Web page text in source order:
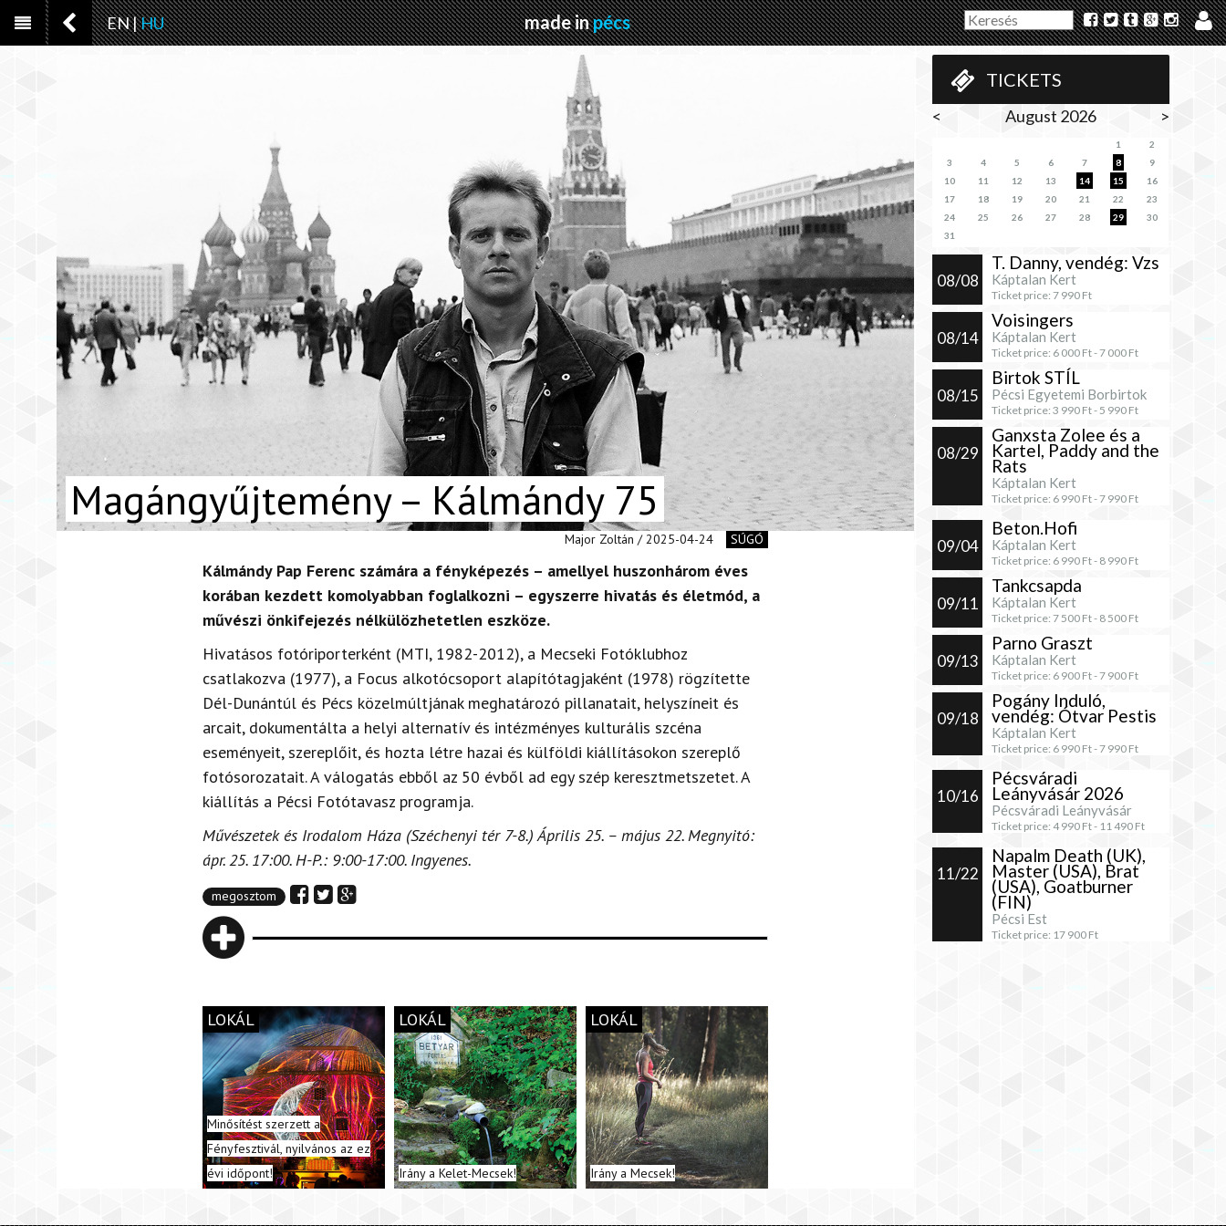
EN|HU made inpécs
TICKETS
< August 2026 >
1
2
3
4 5 6 7 8
9
10
11 12 13 14 15
16
17
18 19 20 21 22
23
24
25 26 27 28 29
30
31
08/08
T. Danny, vendég: Vzs
Káptalan Kert
Ticket price: 7 990 Ft
08/14
Voisingers
Káptalan Kert
Ticket price: 6 000 Ft -7 000 Ft
08/15
Birtok STÍL
Pécsi Egyetemi Borbirtok
Ticket price: 3 990 Ft - 5 990 Ft
08/29
Ganxsta Zolee és a
Kartel, Paddy and the
Rats
Káptalan Kert
Ticket price: 6 990 Ft -7 990 Ft
09/04
Beton.Hofi
Káptalan Kert
Ticket price: 6 990 Ft - 8 990 Ft
09/11
Tankcsapda
Káptalan Kert
Ticket price: 7 500 Ft - 8 500 Ft
09/13
Parno Graszt
Káptalan Kert
Ticket price: 6 900 Ft -7 900 Ft
09/18
Pogány Induló,
vendég: Ótvar Pestis
Káptalan Kert
Ticket price: 6 990 Ft -7 990 Ft
10/16
Pécsváradi
Leányvásár 2026
Pécsváradi Leányvásár
Ticket price: 4 990 Ft - 11 490 Ft
11/22
Napalm Death (UK),
Master (USA), Brat
(USA), Goatburner
(FIN)
Pécsi Est
Ticket price: 17 900 Ft
Magángyűjtemény – Kálmándy 75
Major Zoltán / 2025-04-24 SÚGÓ
Kálmándy Pap Ferenc számára a fényképezés – amellyel huszonhárom éves
korában kezdett komolyabban foglalkozni – egyszerre hivatás és életmód, a
művészi önkifejezés nélkülözhetetlen eszköze.
Hivatásos fotóriporterként (MTI, 1982-2012), a Mecseki Fotóklubhoz
csatlakozva (1977), a Focus alkotócsoport alapítótagjaként (1978) rögzítette
Dél-Dunántúl és Pécs közelmúltjának meghatározó pillanatait, helyszíneit és
arcait, dokumentálta a helyi alternatív és intézményes kulturális szcéna
eseményeit, szereplőit, és hozta létre hazai és külföldi kiállításokon szereplő
fotósorozatait. A válogatás ebből az 50 évből ad egy szép keresztmetszetet. A
kiállítás a Pécsi Fotótavasz programja.
Művészetek és Irodalom Háza (Széchenyi tér 7-8.) Április 25. – május 22. Megnyitó:
ápr. 25. 17:00. H-P.: 9:00-17:00. Ingyenes.
megosztom
LOKÁL
Minősítést szerzett a
Fényfesztivál, nyilvános az ez
évi időpont!
LOKÁL
Irány a Kelet-Mecsek!
LOKÁL
Irány a Mecsek!